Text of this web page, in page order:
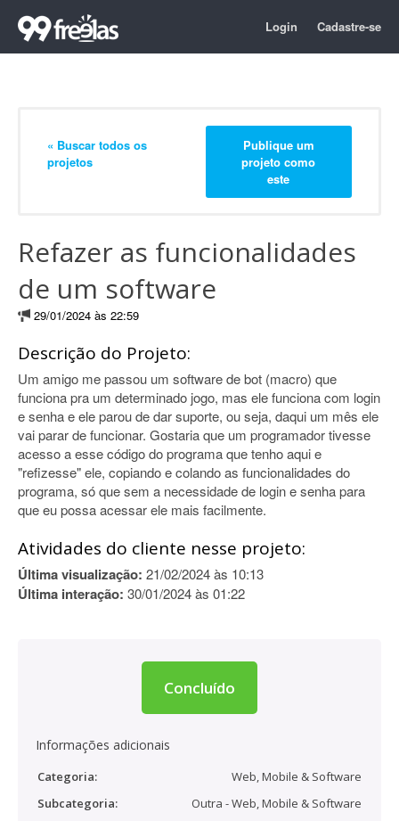
Login Cadastre-se
« Buscar todos os
projetos
Publique um
projeto como
este
Refazer as funcionalidades
de um software
29/01/2024 às 22:59
Descrição do Projeto:
Um amigo me passou um software de bot (macro) que
funciona pra um determinado jogo, mas ele funciona com login
e senha e ele parou de dar suporte, ou seja, daqui um mês ele
vai parar de funcionar. Gostaria que um programador tivesse
acesso a esse código do programa que tenho aqui e
"refizesse" ele, copiando e colando as funcionalidades do
programa, só que sem a necessidade de login e senha para
que eu possa acessar ele mais facilmente.
Atividades do cliente nesse projeto:
Última visualização: 21/02/2024 às 10:13
Última interação: 30/01/2024 às 01:22
Concluído
Informações adicionais
Categoria:
Web, Mobile & Software
Subcategoria:
Outra - Web, Mobile & Software